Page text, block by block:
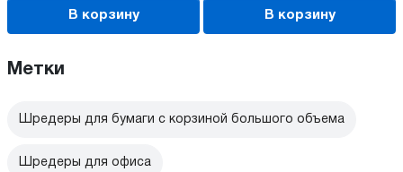
В корзину В корзину
Метки
Шредеры для бумаги с корзиной большого объема
Шредеры для офиса